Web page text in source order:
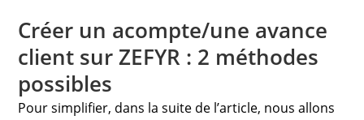
Créer un acompte/une avance
client sur ZEFYR : 2 méthodes
possibles
Pour simplifier, dans la suite de l’article, nous allons